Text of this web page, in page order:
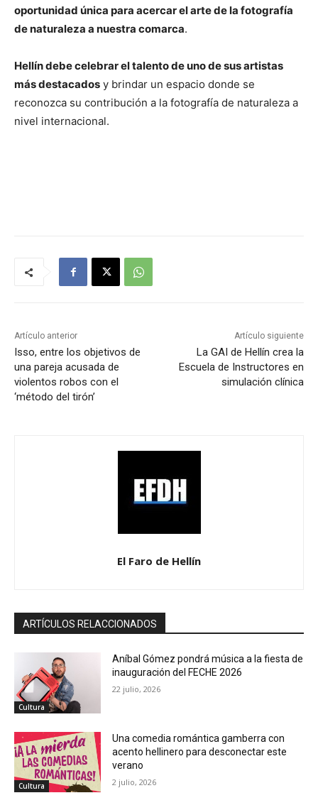
oportunidad única para acercar el arte de la fotografía
de naturaleza a nuestra comarca.
Hellín debe celebrar el talento de uno de sus artistas
más destacados y brindar un espacio donde se
reconozca su contribución a la fotografía de naturaleza a
nivel internacional.
Artículo anterior
Isso, entre los objetivos de
una pareja acusada de
violentos robos con el
‘método del tirón’
Artículo siguiente
La GAI de Hellín crea la
Escuela de Instructores en
simulación clínica
El Faro de Hellín
ARTÍCULOS RELACCIONADOS
Cultura
Aníbal Gómez pondrá música a la fiesta de
inauguración del FECHE 2026
22 julio, 2026
Cultura
Una comedia romántica gamberra con
acento hellinero para desconectar este
verano
2 julio, 2026